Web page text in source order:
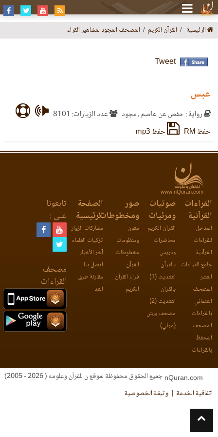
الرئيسية القرآن الكريم المصحف المجود لمشاهير القراء
Tweet
عبس
رواية : حفص عن عاصم ، مجود
عدد الزيارات: 8101
حفظ RM
حفظ mp3
www.nQuran.com
القراءات
القرآنية
المدخل
للقراءات
القرآنية
جامع القراءات
العشر
المصحف
العثماني
بالقراءات
المصحف
المحفظ
بالقراءات
صوتيات
ومرئيات
القرآن الكريم
محاضرات
ودروس
بالقرآن
اهتديت (1)
بالقرآن
اهتديت (2)
مصحف ورش
(مرئي)
صور
ومخطوطات
متون
ومنظومات
مخطوطات
القرآن
قراء القرآن
الكريم
الصفحة
الرئيسية
مشاركات الزوار
تزكيات العلماء
آخر الأخبار
اتصل بنا
مقارنة طرق
العد
تابعونا
على :
مصحف
القراءات
جميع الحقوق محفوظة لموقع ن للقرآن وعلومه ( 2026 - 2005)
اتفاقية الخدمة
وثيقة الخصوصية